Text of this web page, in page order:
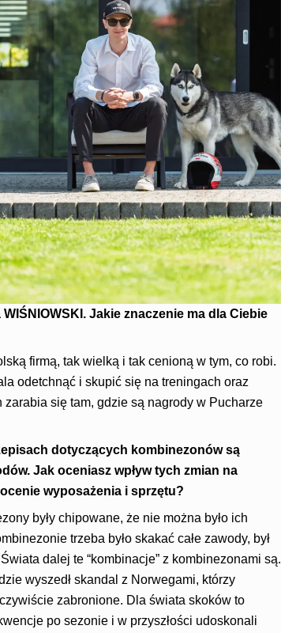
Jakie znaczenie ma dla Ciebie
firmą, tak wielką i tak cenioną w tym, co robi.
odetchnąć i skupić się na treningach oraz
się tam, gdzie są nagrody w Pucharze
dotyczących kombinezonów są
Jak oceniasz wpływ tych zmian na
wyposażenia i sprzętu?
były chipowane, że nie można było ich
trzeba było skakać całe zawody, był
dalej te “kombinacje” z kombinezonami są.
wyszedł skandal z Norwegami, którzy
zabronione. Dla świata skoków to
po sezonie i w przyszłości udoskonali